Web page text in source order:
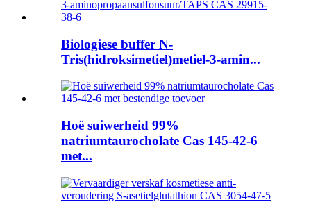
Biologiese buffer N-
Tris(hidroksimetiel)metiel-3-amin...
Hoë suiwerheid 99%
natriumtaurocholate Cas 145-42-6
met...